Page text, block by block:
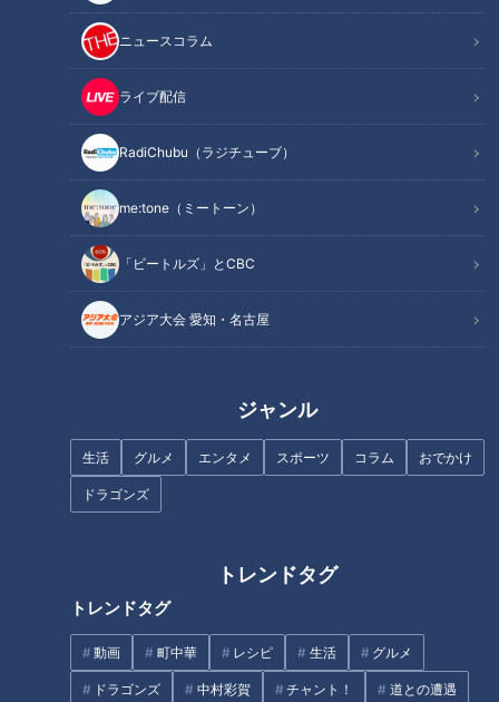
ニュースコラム
ライブ配信
RadiChubu（ラジチューブ）
me:tone（ミートーン）
「ビートルズ」とCBC
アジア大会 愛知・名古屋
ジャンル
生活 グルメ エンタメ スポーツ コラム おでかけ
ドラゴンズ
トレンドタグ
トレンドタグ
動画 町中華 レシピ 生活 グルメ
ドラゴンズ 中村彩賀 チャント！ 道との遭遇
記事に戻る
この記事を見たあなたへのおすすめ
ここまで進化 建設業の魅力発見
建設業界 将来の担い手確保
ような漁師町ならではのちらし
寿司
天然超え！？三重・大紀町の養
殖魚「伊勢まだい」と「伊勢ぶ
り」 驚きのおいしさを生む“特
伝統の技を注いだ ひとしずく
何が釣れるかわからない！？エ
熊野古道 世界遺産を補修体験！